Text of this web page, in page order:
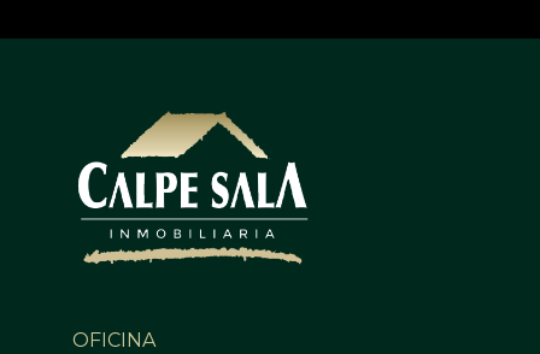
OFICINA